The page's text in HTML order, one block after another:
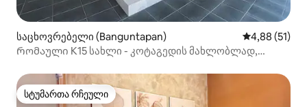
საცხოვრებელი (Banguntapan) საშუალო
4,88 (51)
Რომაული K15 სახლი - კოტაგედის მახლობლად,
სტუმართა რჩეული
სტუმართა რჩეული